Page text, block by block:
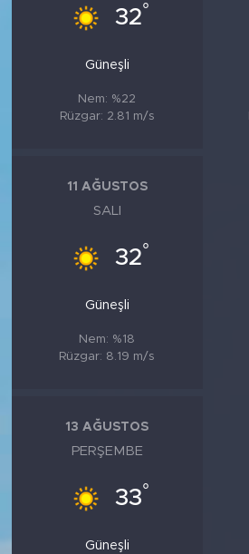
32°
Güneşli
Nem: %22
Rüzgar: 2.81 m/s
11 AĞUSTOS
SALI
32°
Güneşli
Nem: %18
Rüzgar: 8.19 m/s
13 AĞUSTOS
PERŞEMBE
33°
Güneşli